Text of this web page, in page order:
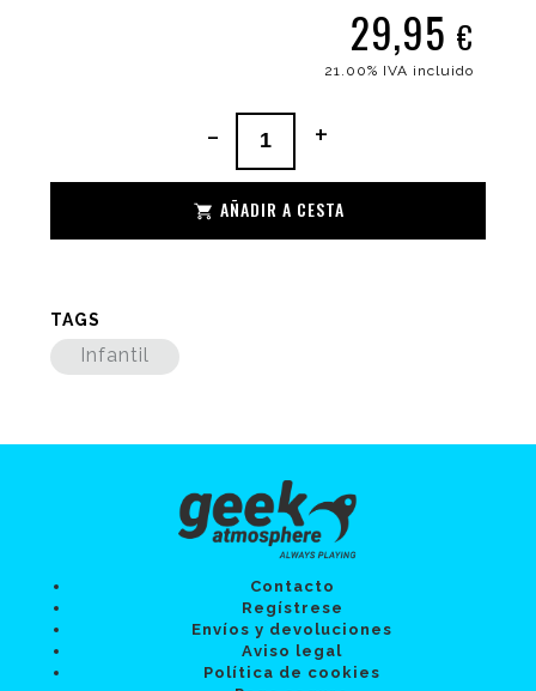
29,95 €
21.00% IVA incluido
- +
AÑADIR A CESTA
TAGS
Infantil
Contacto
Regístrese
Envíos y devoluciones
Aviso legal
Política de cookies